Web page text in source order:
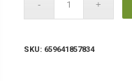
SKU: 659641857834